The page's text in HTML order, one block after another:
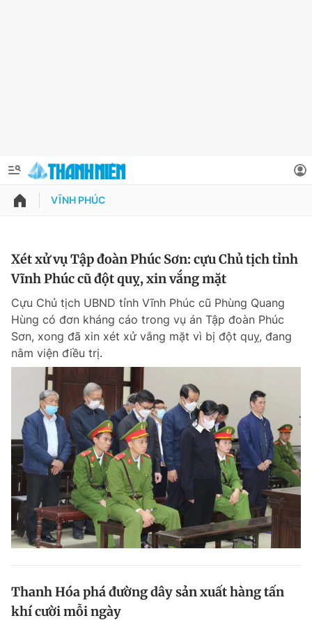
QUẢNG CÁO
Chuyên mục khác
Chào ngày mới
Tin thị trường Tin 360
Video Magazine
Sản phẩm khác
Tiện ích Bạn cần biết
Thông tin tài khoản
Đổi mật khẩu
Tin đã lưu
Tin đã xem
Đăng xuất
VĨNH PHÚC
Xét xử vụ Tập đoàn Phúc Sơn: cựu Chủ tịch tỉnh
Vĩnh Phúc cũ đột quỵ, xin vắng mặt
Cựu Chủ tịch UBND tỉnh Vĩnh Phúc cũ Phùng Quang
Hùng có đơn kháng cáo trong vụ án Tập đoàn Phúc
Sơn, xong đã xin xét xử vắng mặt vì bị đột quỵ, đang
nằm viện điều trị.
Thanh Hóa phá đường dây sản xuất hàng tấn
khí cười mỗi ngày